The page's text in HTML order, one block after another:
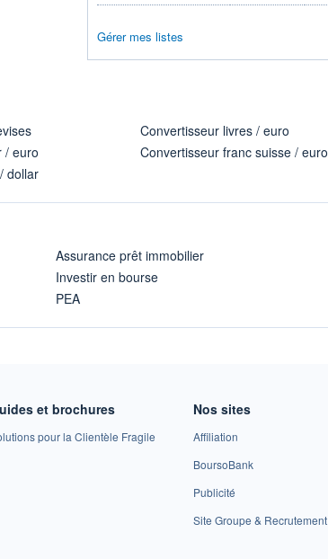
Gérer mes listes
/ euro
dollar
Convertisseur livres / euro
Convertisseur franc suisse / euro
Assurance prêt immobilier
Investir en bourse
PEA
et brochures
pour la Clientèle Fragile
Nos sites
Affiliation
BoursoBank
Publicité
Site Groupe & Recrutement